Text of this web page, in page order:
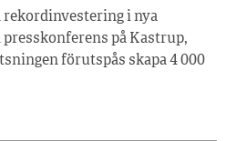
rekordinvestering i nya
på Kastrup,
förutspås skapa 4 000